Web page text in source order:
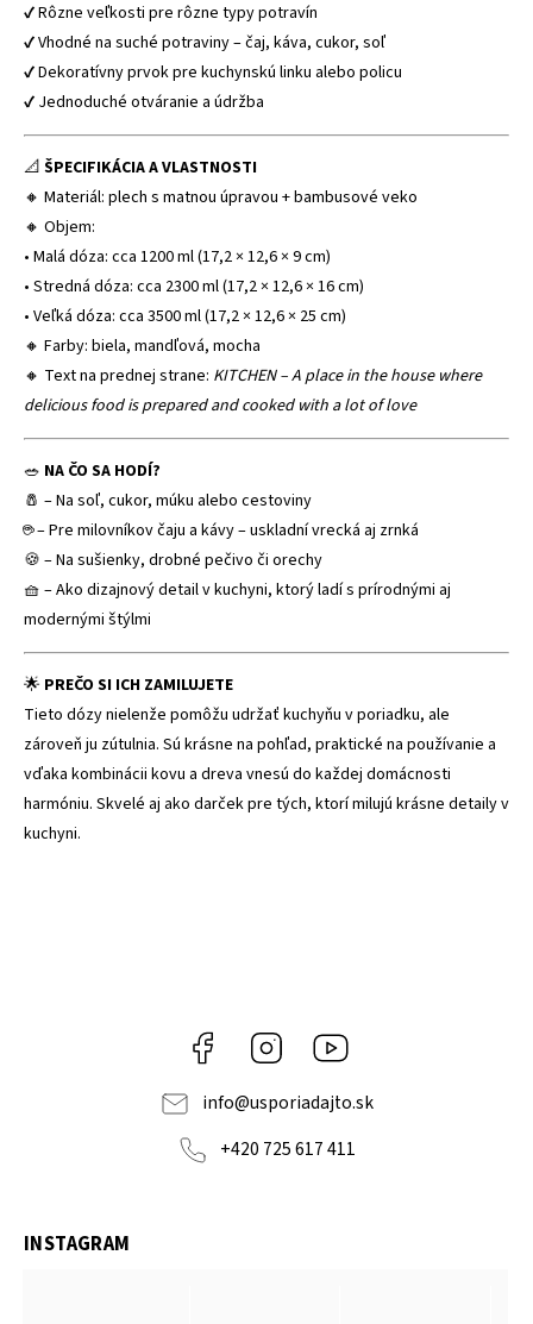
✔ Rôzne veľkosti pre rôzne typy potravín
✔ Vhodné na suché potraviny – čaj, káva, cukor, soľ
✔ Dekoratívny prvok pre kuchynskú linku alebo policu
✔ Jednoduché otváranie a údržba
📐 ŠPECIFIKÁCIA A VLASTNOSTI
🔸 Materiál: plech s matnou úpravou + bambusové veko
🔸 Objem:
• Malá dóza: cca 1200 ml (17,2 × 12,6 × 9 cm)
• Stredná dóza: cca 2300 ml (17,2 × 12,6 × 16 cm)
• Veľká dóza: cca 3500 ml (17,2 × 12,6 × 25 cm)
🔸 Farby: biela, mandľová, mocha
🔸 Text na prednej strane: KITCHEN – A place in the house where
delicious food is prepared and cooked with a lot of love
🥗 NA ČO SA HODÍ?
🧂 – Na soľ, cukor, múku alebo cestoviny
☕ – Pre milovníkov čaju a kávy – uskladní vrecká aj zrnká
🍪 – Na sušienky, drobné pečivo či orechy
🧺 – Ako dizajnový detail v kuchyni, ktorý ladí s prírodnými aj
modernými štýlmi
🌟 PREČO SI ICH ZAMILUJETE
Tieto dózy nielenže pomôžu udržať kuchyňu v poriadku, ale
zároveň ju zútulnia. Sú krásne na pohľad, praktické na používanie a
vďaka kombinácii kovu a dreva vnesú do každej domácnosti
harmóniu. Skvelé aj ako darček pre tých, ktorí milujú krásne detaily v
kuchyni.
Facebook Instagram
info@usporiadajto.sk
+420 725 617 411
INSTAGRAM